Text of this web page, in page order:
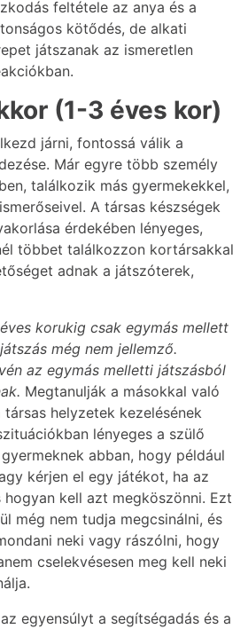
feltétele az anya és a
kötődés, de alkati
játszanak az ismeretlen
(1-3 éves kor)
járni, fontossá válik a
Már egyre több személy
találkozik más gyermekekkel,
A társas készségek
érdekében lényeges,
többet találkozzon kortársakkal
adnak a játszóterek,
korukig csak egymás mellett
még nem jellemző.
az egymás melletti játszásból
Megtanulják a másokkal való
helyzetek kezelésének
lényeges a szülő
abban, hogy például
kérjen el egy játékot, ha az
kell azt megköszönni. Ezt
még nem tudja megcsinálni, és
neki vagy rászólni, hogy
cselekvésesen meg kell neki
egyensúlyt a segítségadás és a